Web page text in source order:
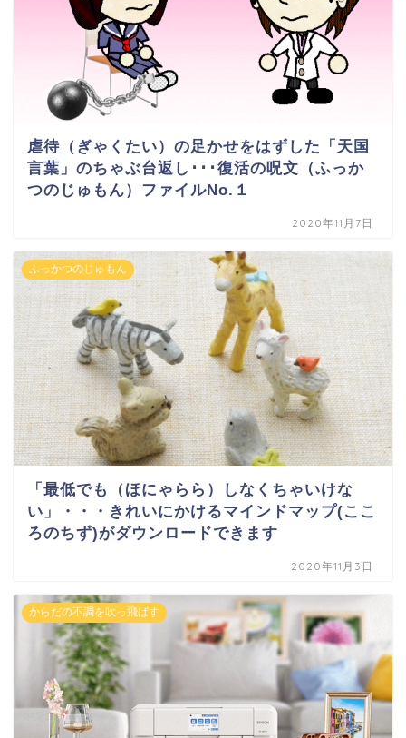
虐待（ぎゃくたい）の足かせをはずした「天国
言葉」のちゃぶ台返し･･･復活の呪文（ふっか
つのじゅもん）ファイルNo.１
2020年11月7日
ふっかつのじゅもん
「最低でも（ほにゃらら）しなくちゃいけな
い」・・・きれいにかけるマインドマップ(ここ
ろのちず)がダウンロードできます
2020年11月3日
からだの不調を吹っ飛ばす